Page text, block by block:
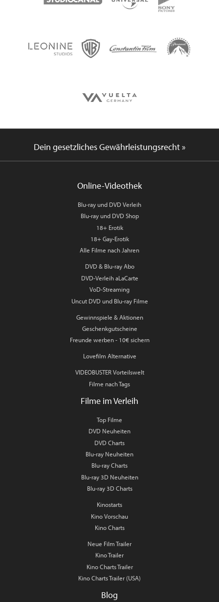
Dein gesetzliches Gewährleistungsrecht »
Online-Videothek
Blu-ray und DVD Verleih
Blu-ray und DVD Shop
18+ Erotik
18+ Gay-Erotik
Alle Filme nach Jahren
DVD & Blu-ray Abo
DVD-Verleih aLaCarte
VoD-Streaming
Uncut DVD und Blu-ray Filme
Gewinnspiele & Aktionen
Geschenkgutscheine
Freunde werben - 10€ sichern
Lovefilm Alternative
VIDEOBUSTER Vorteilswelt
Filme nach Tags
Filme im Verleih
Top Filme
DVD Neuheiten
DVD Charts
Blu-ray Neuheiten
Blu-ray Charts
Blu-ray 3D Neuheiten
Blu-ray 3D Charts
Kinostarts
Kino Vorschau
Kino Charts
Neue Film Trailer
Kino Trailer
Kino Charts Trailer
Kino Charts Trailer (USA)
Blog